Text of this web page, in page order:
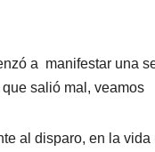
a manifestar una
salió mal, veamos
al disparo, en la